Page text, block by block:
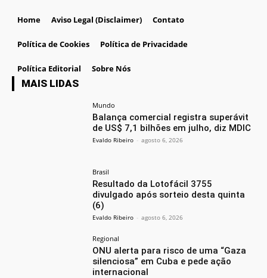
Home Aviso Legal (Disclaimer) Contato
Política de Cookies Política de Privacidade
Política Editorial Sobre Nós
MAIS LIDAS
Mundo
Balança comercial registra superávit
de US$ 7,1 bilhões em julho, diz MDIC
Evaldo Ribeiro - agosto 6, 2026
Brasil
Resultado da Lotofácil 3755
divulgado após sorteio desta quinta
(6)
Evaldo Ribeiro - agosto 6, 2026
Regional
ONU alerta para risco de uma “Gaza
silenciosa” em Cuba e pede ação
internacional